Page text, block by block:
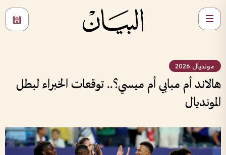
مونديال 2026
هالاند أم مبابي أم ميسي؟.. توقعات الخبراء لبطل
المونديال